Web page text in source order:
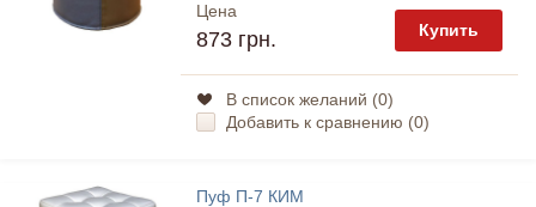
Цена
873 грн. Купить
В список желаний (0)
Добавить к сравнению (0)
Пуф П-7 КИМ